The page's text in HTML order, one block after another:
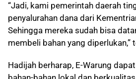
“Jadi, kami pemerintah daerah
penyalurahan dana dari
Sehingga mereka sudah bisa
membeli bahan yang diperlukan,”
Hadijah berharap, E-Warung